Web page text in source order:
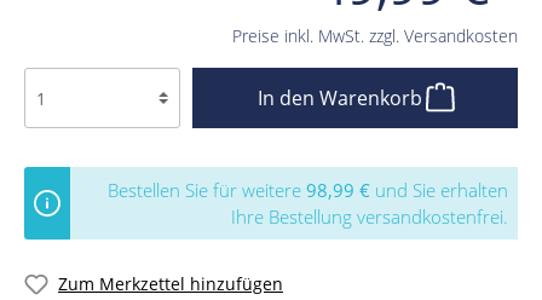
Preise inkl. MwSt. zzgl. Versandkosten
In den Warenkorb
Bestellen Sie für weitere 98,99 € und Sie erhalten
Ihre Bestellung versandkostenfrei.
Zum Merkzettel hinzufügen